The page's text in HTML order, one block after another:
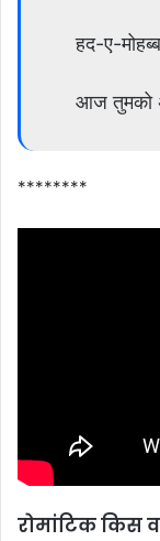
हद-ए-
आज तुमको
********
रोमांटिक किस